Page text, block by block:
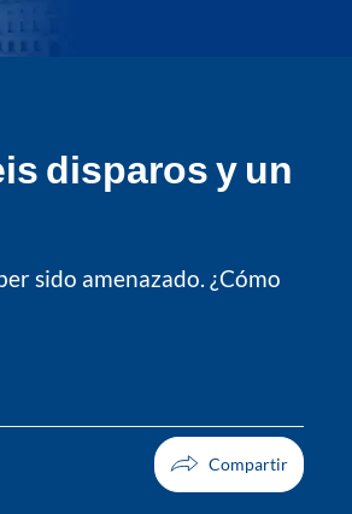
disparos y un
sido amenazado. ¿Cómo